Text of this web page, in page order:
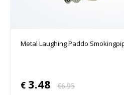
Metal Laughing Paddo
€ 3.48 €6.95